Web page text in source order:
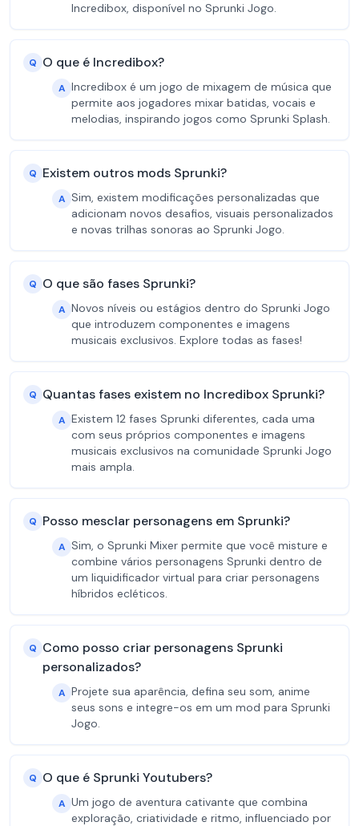
Incredibox, disponível no Sprunki Jogo.
Q O que é Incredibox?
A Incredibox é um jogo de mixagem de música que
permite aos jogadores mixar batidas, vocais e
melodias, inspirando jogos como Sprunki Splash.
Q Existem outros mods Sprunki?
A Sim, existem modificações personalizadas que
adicionam novos desafios, visuais personalizados
e novas trilhas sonoras ao Sprunki Jogo.
Q O que são fases Sprunki?
A Novos níveis ou estágios dentro do Sprunki Jogo
que introduzem componentes e imagens
musicais exclusivos. Explore todas as fases!
Q Quantas fases existem no Incredibox Sprunki?
A Existem 12 fases Sprunki diferentes, cada uma
com seus próprios componentes e imagens
musicais exclusivos na comunidade Sprunki Jogo
mais ampla.
Q Posso mesclar personagens em Sprunki?
A Sim, o Sprunki Mixer permite que você misture e
combine vários personagens Sprunki dentro de
um liquidificador virtual para criar personagens
híbridos ecléticos.
Q Como posso criar personagens Sprunki
personalizados?
A Projete sua aparência, defina seu som, anime
seus sons e integre-os em um mod para Sprunki
Jogo.
Q O que é Sprunki Youtubers?
A Um jogo de aventura cativante que combina
exploração, criatividade e ritmo, influenciado por